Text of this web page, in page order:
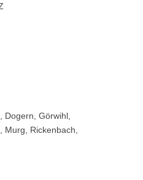
Dogern, Görwihl,
Rickenbach,